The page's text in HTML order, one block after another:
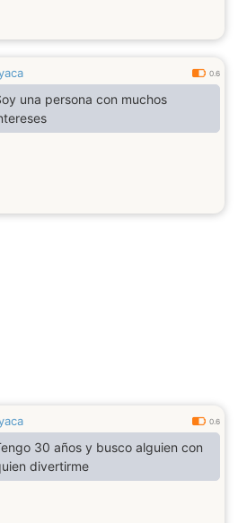
0.6
con muchos
0.6
30 años y busco alguien con
divertirme